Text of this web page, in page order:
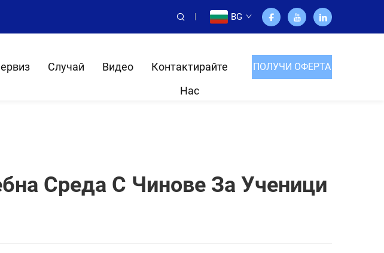
BG
Случай Видео
Контактирайте
Нас
ПОЛУЧИ ОФЕРТА
Среда С Чинове За Ученици